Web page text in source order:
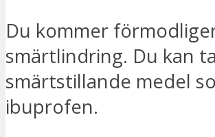
Du kommer
smärtlindring. Du kan
smärtstillande medel
ibuprofen.